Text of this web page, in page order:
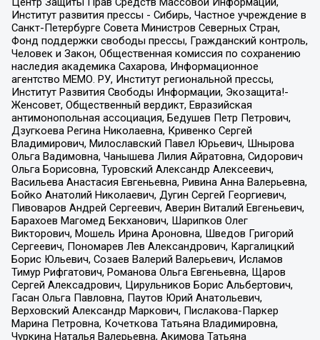
Институт развития прессы - Сибирь, Частное учреждение в
Санкт-Петербурге Совета Министров Северных Стран,
Фонд поддержки свободы прессы, Гражданский контроль,
Человек и Закон, Общественная комиссия по сохранению
наследия академика Сахарова, Информационное
агентство МЕМО. РУ, Институт региональной прессы,
Институт Развития Свободы Информации, Экозащита!-
Женсовет, Общественный вердикт, Евразийская
антимонопольная ассоциация, Бедушев Петр Петрович,
Дзугкоева Регина Николаевна, Кривенко Сергей
Владимирович, Милославский Павел Юрьевич, Шнырова
Ольга Вадимовна, Чанышева Лилия Айратовна, Сидорович
Ольга Борисовна, Туровский Александр Алексеевич,
Васильева Анастасия Евгеньевна, Ривина Анна Валерьевна,
Бойко Анатолий Николаевич, Дугин Сергей Георгиевич,
Пивоваров Андрей Сергеевич, Аверин Виталий Евгеньевич,
Барахоев Магомед Бекханович, Шарипков Олег
Викторович, Мошель Ирина Ароновна, Шведов Григорий
Сергеевич, Пономарев Лев Александрович, Каргалицкий
Борис Юльевич, Созаев Валерий Валерьевич, Исламов
Тимур Рифгатович, Романова Ольга Евгеньевна, Щаров
Сергей Алексадрович, Цирульников Борис Альбертович,
Гасан Ольга Павловна, Паутов Юрий Анатольевич,
Верховский Александр Маркович, Пислакова-Паркер
Марина Петровна, Кочеткова Татьяна Владимировна,
Чуркина Наталья Валерьевна, Акимова Татьяна